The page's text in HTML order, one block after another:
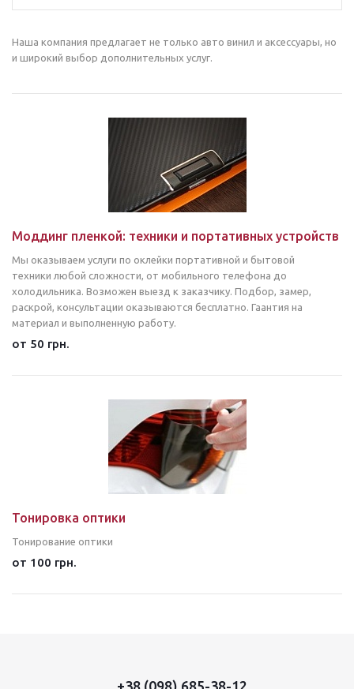
Наша компания предлагает не только авто винил и аксессуары, но
и широкий выбор дополнительных услуг.
Моддинг пленкой: техники и портативных устройств
Мы оказываем услуги по оклейки портативной и бытовой
техники любой сложности, от мобильного телефона до
холодильника. Возможен выезд к заказчику. Подбор, замер,
раскрой, консультации оказываются бесплатно. Гаантия на
материал и выполненную работу.
от 50 грн.
Тонировка оптики
Тонирование оптики
от 100 грн.
+38 (098) 685-38-12